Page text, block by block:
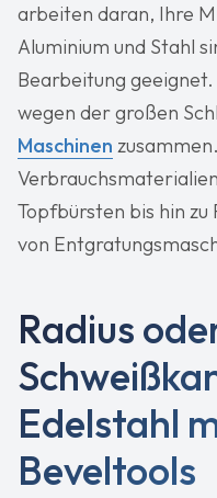
arbeiten daran, Ihre
Aluminium und Stahl
Bearbeitung
wegen der großen
Maschinen
Topfbürsten bis hin
von
Radius
Edelstahl
Beveltools